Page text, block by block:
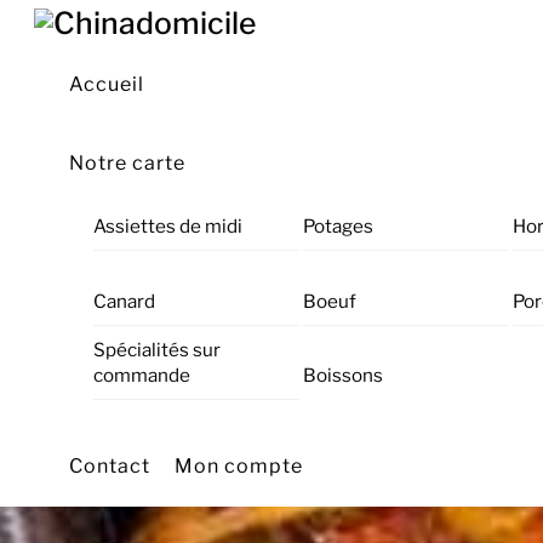
SkipMenu
Accueil
Notre carte
Assiettes de midi Potages
Canard Boeuf
Spécialités sur
commande
Boissons
Contact Mon compte